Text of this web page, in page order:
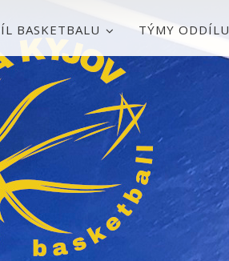
BASKETBALU TÝMY ODDÍLU